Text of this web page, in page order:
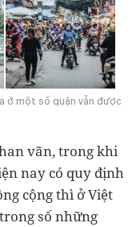
ở một số quận vẫn được
vãn, trong khi
nay có quy định
cộng thì ở Việt
số những